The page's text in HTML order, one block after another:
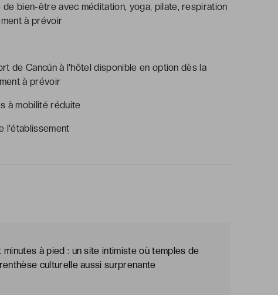
bien-être avec méditation, yoga, pilate, respiration
à prévoir
de Cancún à l'hôtel disponible en option dès la
à prévoir
à mobilité réduite
l'établissement
à pied : un site intimiste où temples de
culturelle aussi surprenante